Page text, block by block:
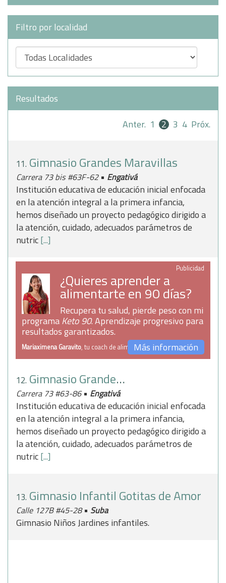
Filtro por localidad
Resultados
Anter. 1 2 3 4 Próx.
11. Gimnasio Grandes Maravillas
Carrera 73 bis #63F-62 • Engativá
Institución educativa de educación inicial enfocada
en la atención integral a la primera infancia,
hemos diseñado un proyecto pedagógico dirigido a
la atención, cuidado, adecuados parámetros de
nutric[...]
Publicidad
¿Quieres aprender a
alimentarte en 90 días?
Recupera tu salud, pierde peso con mi
programaKeto 90. Aprendizaje progresivo para
resultados garantizados.
Mariaximena Garavito, tu coach de alimentaciónMás información
12. Gimnasio Grandes Maravillas
Carrera 73 #63-86• Engativá
Institución educativa de educación inicial enfocada
en la atención integral a la primera infancia,
hemos diseñado un proyecto pedagógico dirigido a
la atención, cuidado, adecuados parámetros de
nutric[...]
13. Gimnasio Infantil Gotitas de Amor
Calle 127B #45-28• Suba
Gimnasio Niños Jardines infantiles.